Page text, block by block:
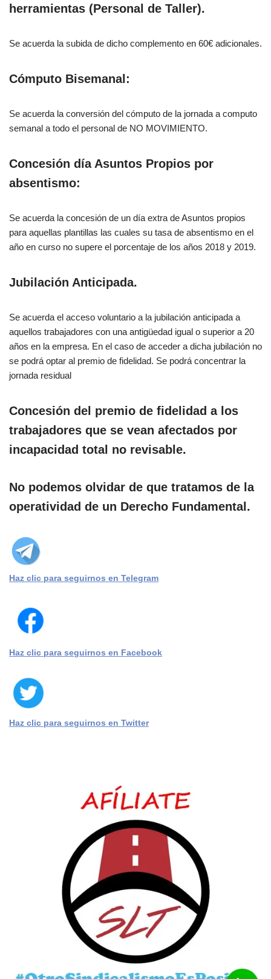
herramientas (Personal de Taller).
Se acuerda la subida de dicho complemento en 60€ adicionales.
Cómputo Bisemanal:
Se acuerda la conversión del cómputo de la jornada a computo
semanal a todo el personal de NO MOVIMIENTO.
Concesión día Asuntos Propios por
absentismo:
Se acuerda la concesión de un día extra de Asuntos propios
para aquellas plantillas las cuales su tasa de absentismo en el
año en curso no supere el porcentaje de los años 2018 y 2019.
Jubilación Anticipada.
Se acuerda el acceso voluntario a la jubilación anticipada a
aquellos trabajadores con una antigüedad igual o superior a 20
años en la empresa. En el caso de acceder a dicha jubilación no
se podrá optar al premio de fidelidad. Se podrá concentrar la
jornada residual
Concesión del premio de fidelidad a los
trabajadores que se vean afectados por
incapacidad total no revisable.
No podemos olvidar de que tratamos de la
operatividad de un Derecho Fundamental.
Haz clic para seguirnos en Telegram
Haz clic para seguirnos en Facebook
Haz clic para seguirnos en Twitter